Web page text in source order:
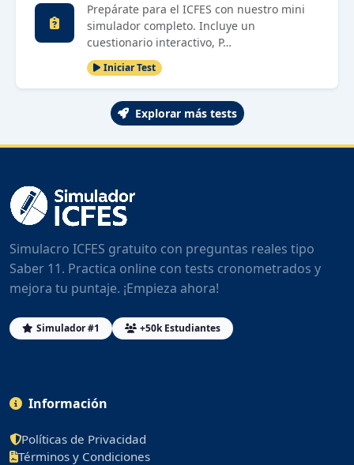
Prepárate para el ICFES con nuestro mini
simulador completo. Incluye un
cuestionario interactivo, P…
Iniciar Test
Explorar más tests
Simulacro ICFES gratuito con preguntas reales tipo
Saber 11. Practica online con tests cronometrados y
mejora tu puntaje. ¡Empieza ahora!
Simulador #1 +50k Estudiantes
Información
Políticas de Privacidad
Términos y Condiciones